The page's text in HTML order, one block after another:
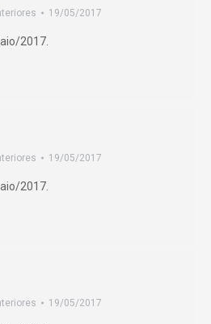
19/05/2017
2017.
19/05/2017
2017.
19/05/2017